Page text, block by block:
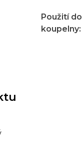
Použití do
koupelny: